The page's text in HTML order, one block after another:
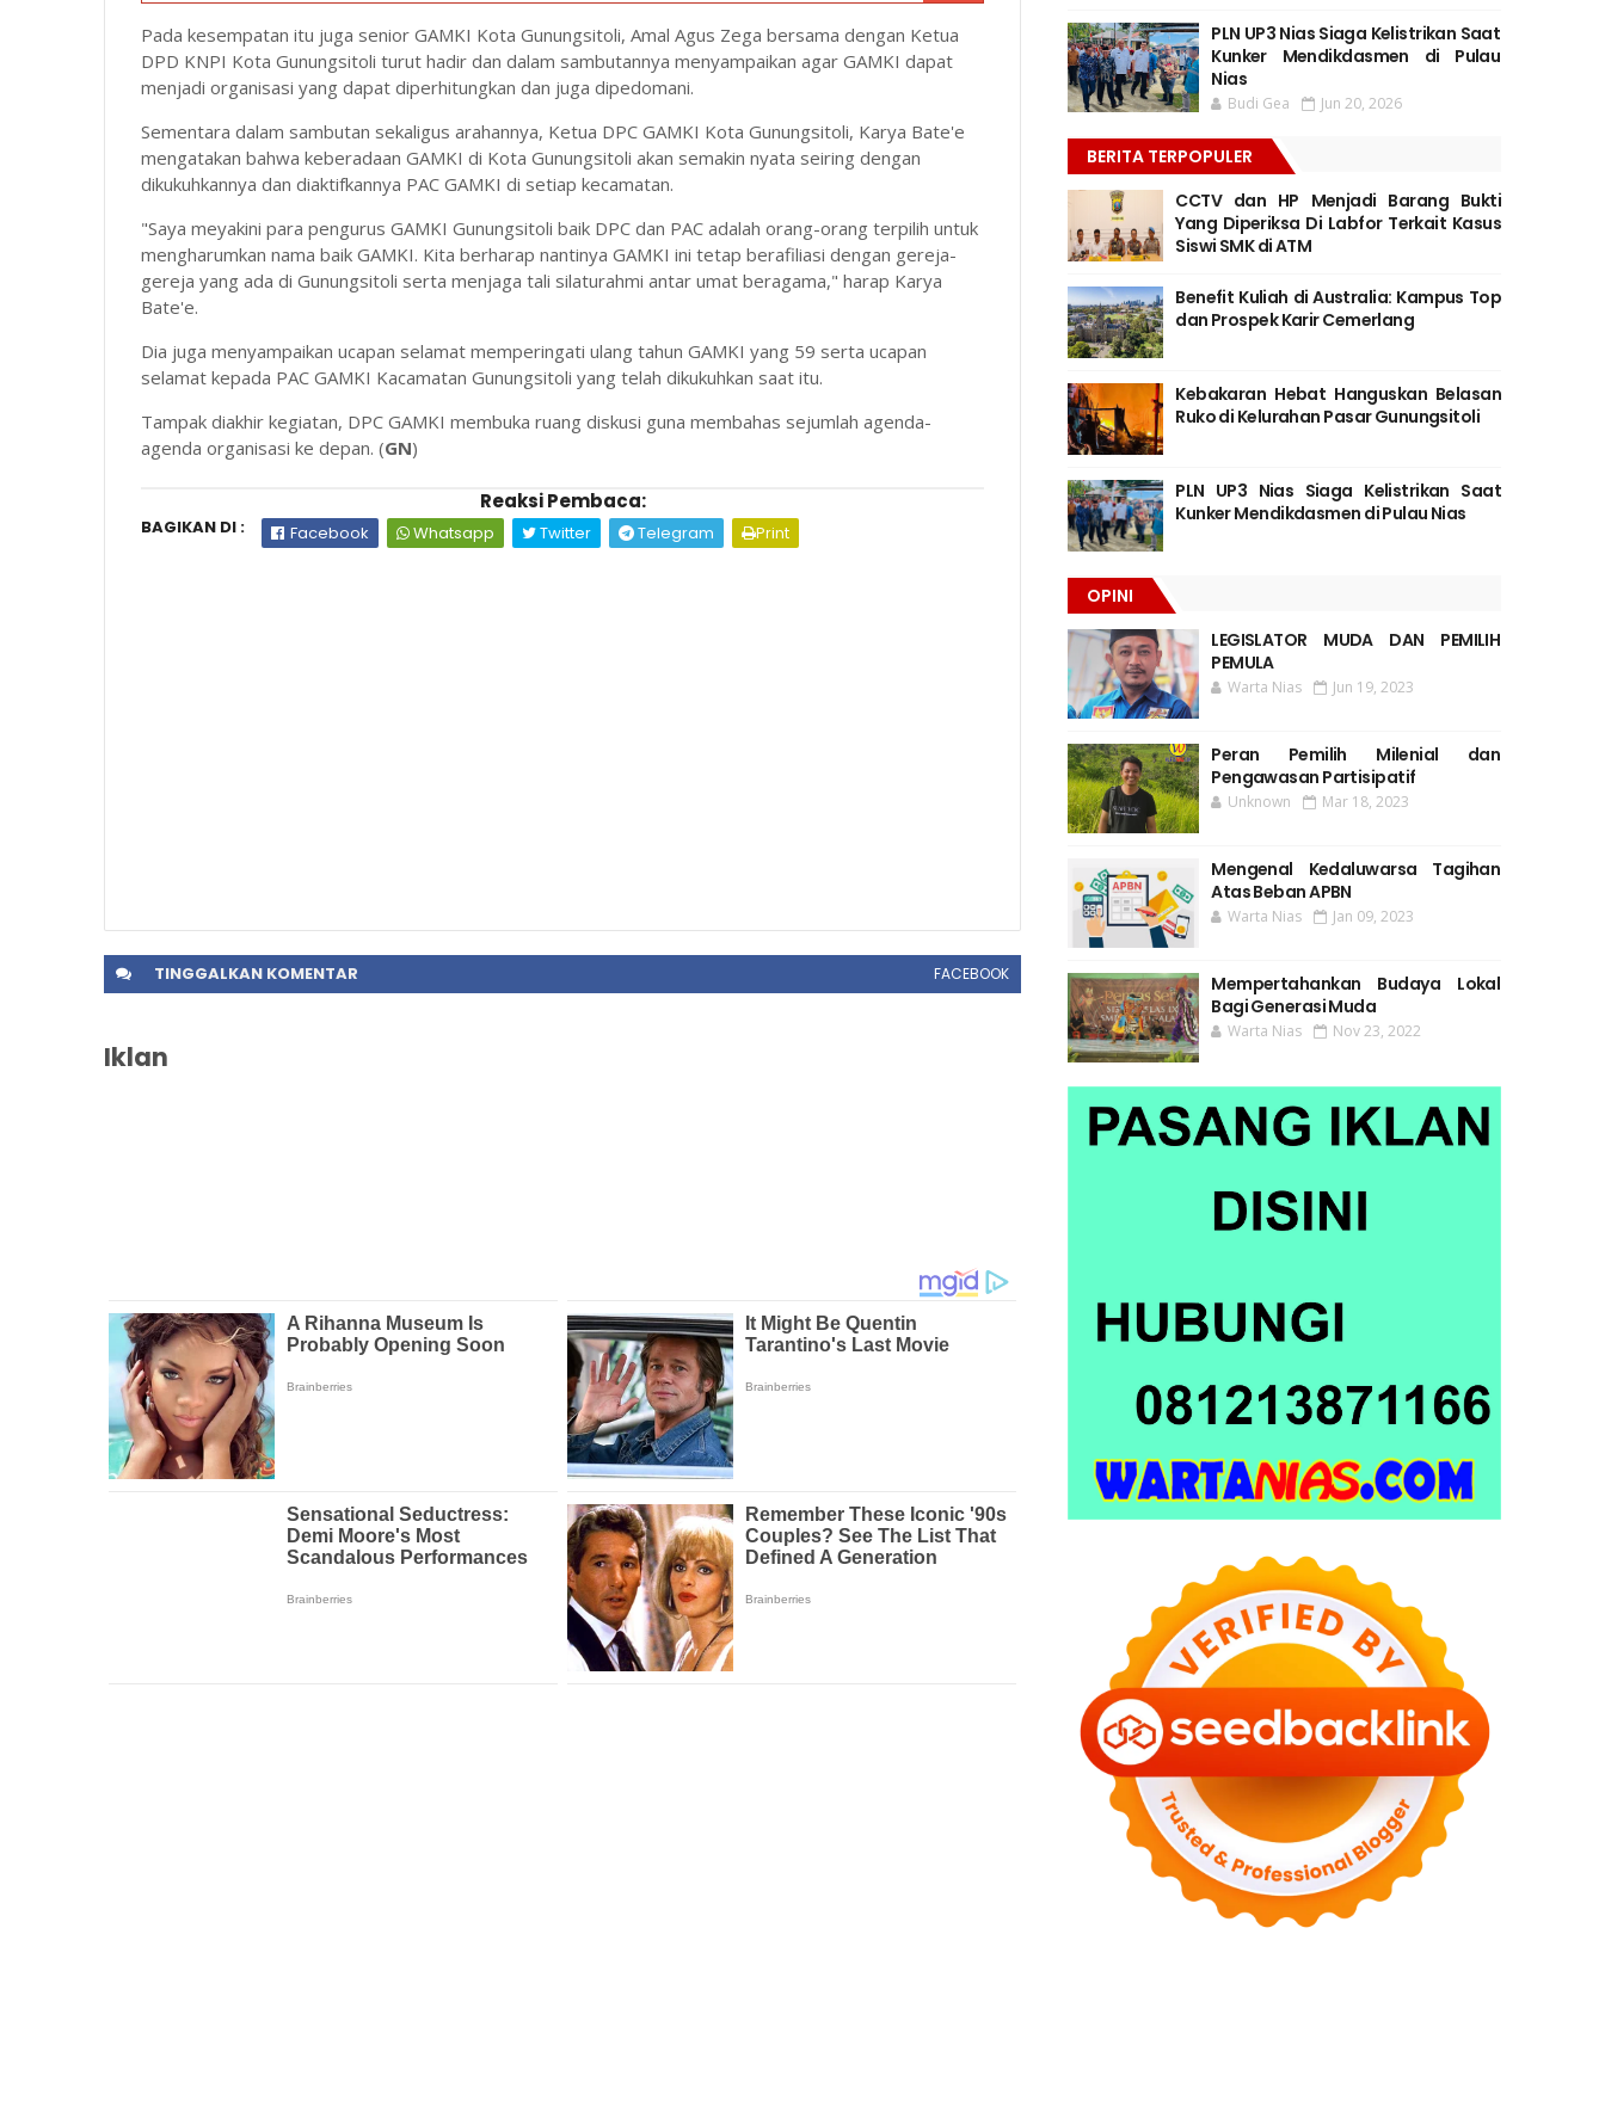
Pada kesempatan itu juga senior GAMKI Kota Gunungsitoli, Amal Agus Zega bersama dengan Ketua
DPD KNPI Kota Gunungsitoli turut hadir dan dalam sambutannya menyampaikan agar GAMKI dapat
menjadi organisasi yang dapat diperhitungkan dan juga dipedomani.
Sementara dalam sambutan sekaligus arahannya, Ketua DPC GAMKI Kota Gunungsitoli, Karya Bate'e
mengatakan bahwa keberadaan GAMKI di Kota Gunungsitoli akan semakin nyata seiring dengan
dikukuhkannya dan diaktifkannya PAC GAMKI di setiap kecamatan.
"Saya meyakini para pengurus GAMKI Gunungsitoli baik DPC dan PAC adalah orang-orang terpilih untuk
mengharumkan nama baik GAMKI. Kita berharap nantinya GAMKI ini tetap berafiliasi dengan gereja-
gereja yang ada di Gunungsitoli serta menjaga tali silaturahmi antar umat beragama," harap Karya
Bate'e.
Dia juga menyampaikan ucapan selamat memperingati ulang tahun GAMKI yang 59 serta ucapan
selamat kepada PAC GAMKI Kacamatan Gunungsitoli yang telah dikukuhkan saat itu.
Tampak diakhir kegiatan, DPC GAMKI membuka ruang diskusi guna membahas sejumlah agenda-
agenda organisasi ke depan. (GN)
Reaksi Pembaca:
BAGIKAN DI : Facebook Whatsapp Twitter Telegram Print
TINGGALKAN KOMENTAR FACEBOOK
Iklan
PLN UP3 Nias Siaga Kelistrikan Saat
Kunker Mendikdasmen di Pulau
Nias
Budi Gea Jun 20, 2026
BERITA TERPOPULER
CCTV dan HP Menjadi Barang Bukti
Yang Diperiksa Di Labfor Terkait Kasus
Siswi SMK di ATM
Benefit Kuliah di Australia: Kampus Top
dan Prospek Karir Cemerlang
Kebakaran Hebat Hanguskan Belasan
Ruko di Kelurahan Pasar Gunungsitoli
PLN UP3 Nias Siaga Kelistrikan Saat
Kunker Mendikdasmen di Pulau Nias
OPINI
LEGISLATOR MUDA DAN PEMILIH
PEMULA
Warta Nias Jun 19, 2023
Peran Pemilih Milenial dan
Pengawasan Partisipatif
Unknown Mar 18, 2023
Mengenal Kedaluwarsa Tagihan
Atas Beban APBN
Warta Nias Jan 09, 2023
Mempertahankan Budaya Lokal
Bagi Generasi Muda
Warta Nias Nov 23, 2022